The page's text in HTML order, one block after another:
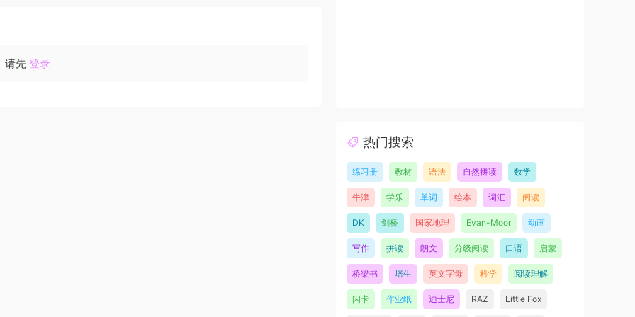
请先 登录
热门搜索
练习册 教材 语法 自然拼读 数学
牛津 学乐 单词 绘本 词汇 阅读
DK 剑桥 国家地理 Evan-Moor 动画
写作 拼读 朗文 分级阅读 口语 启蒙
桥梁书 培生 英文字母 科学 阅读理解
闪卡 作业纸 迪士尼 RAZ Little Fox